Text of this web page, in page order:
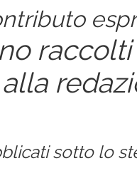
sotto lo